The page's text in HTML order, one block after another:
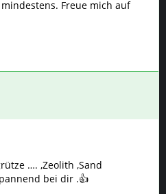
Freue mich auf
…. ,Zeolith ,Sand
bei dir .👍